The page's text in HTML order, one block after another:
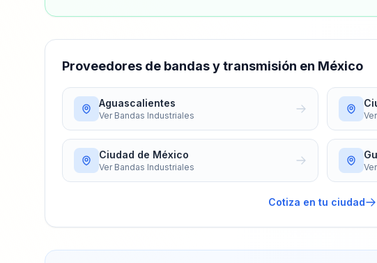
Proveedores de bandas y transmisión en México
Aguascalientes
Ver Bandas Industriales Ver
Ciudad de México
Ver Bandas Industriales Ver
Cotiza en tu ciudad